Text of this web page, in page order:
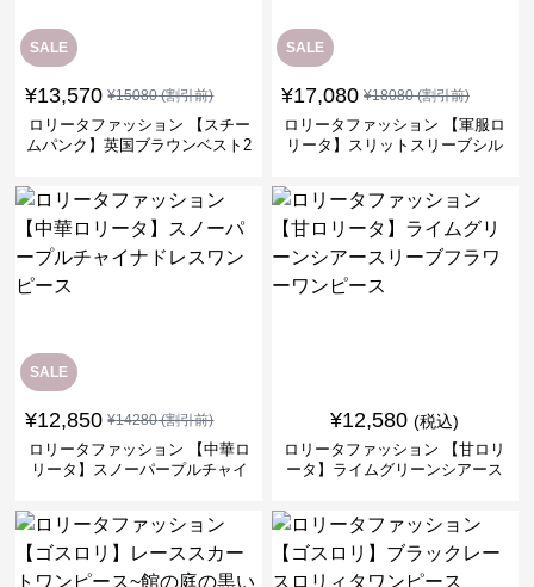
SALE
¥13,570 ¥15080(割引前)
ロリータファッション 【スチー
ムパンク】英国ブラウンベスト2
SALE
¥17,080 ¥18080(割引前)
ロリータファッション 【軍服ロ
リータ】スリットスリーブシル
SALE
¥12,850 ¥14280(割引前)
ロリータファッション 【中華ロ
リータ】スノーパープルチャイ
¥12,580 (税込)
ロリータファッション 【甘ロリ
ータ】ライムグリーンシアース